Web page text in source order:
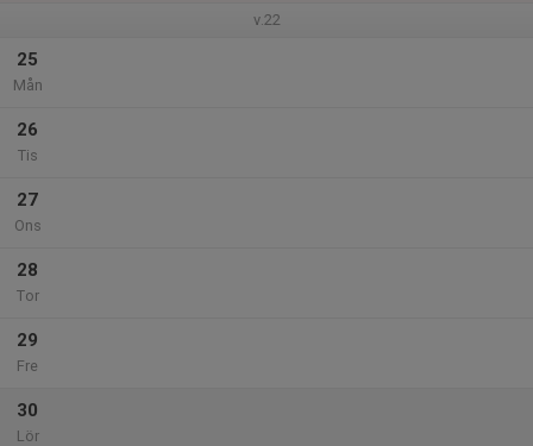
v.22
25
Mån
26
Tis
27
Ons
28
Tor
29
Fre
30
Lör